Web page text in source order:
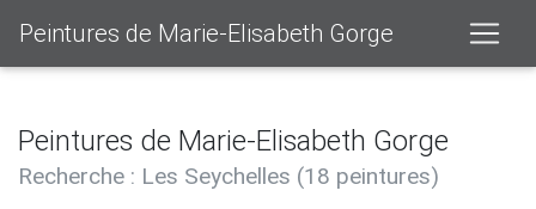
Peintures de Marie-Elisabeth Gorge
Peintures de Marie-Elisabeth Gorge
Recherche : Les Seychelles (18 peintures)